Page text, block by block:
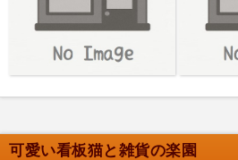
可愛い看板猫と雑貨の楽園